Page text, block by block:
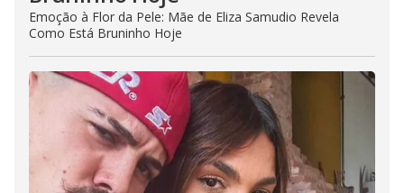
Emoção à Flor da Pele: Mãe de Eliza Samudio Revela
Como Está Bruninho Hoje